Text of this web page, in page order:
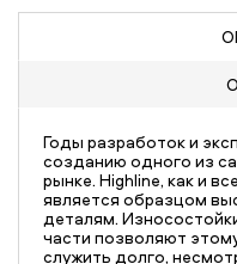
Годы разработок и
созданию одного из
рынке. Highline, как и
является образцом
деталям.
части позволяют
служить долго,